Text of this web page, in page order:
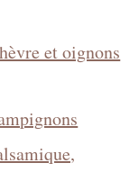
et oignons